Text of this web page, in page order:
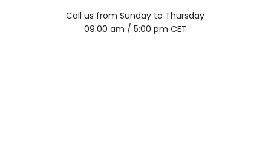
Call us from Sunday to Thursday
09:00 am / 5:00 pm CET